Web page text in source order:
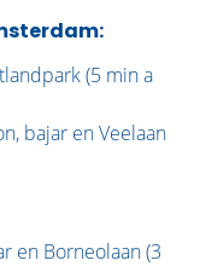
(5 min a
bajar en Veelaan
en Borneolaan (3